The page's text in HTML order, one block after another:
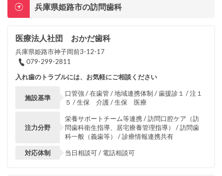
兵庫県姫路市の訪問歯科
医療法人社団 おかだ歯科
兵庫県姫路市神子岡前3-12-17
079-299-2811
入れ歯のトラブルには、お気軽にご相談ください
施設基準
口管強 / 在歯管 / 地域連携体制 / 歯援診１ / 注１
５ / 生保 介護 / 生保 医療
注力分野
栄養サポートチーム等連携 / 訪問口腔ケア（訪
問歯科衛生指導、居宅療養管理指導） / 訪問歯
科一般（義歯等） / 診療情報連携共有
対応体制 当日相談可 / 電話相談可